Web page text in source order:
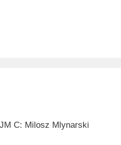
C: Milosz Mlynarski